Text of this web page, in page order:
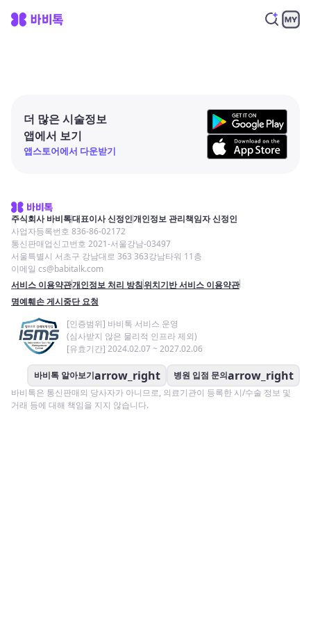
더 많은 시술정보
앱에서 보기
앱스토어에서 다운받기
주식회사 바비톡대표이사 신정인개인정보 관리책임자 신정인
사업자등록번호 836-86-02172
통신판매업신고번호 2021-서울강남-03497
서울특별시 서초구 강남대로 363 363강남타워 11층
이메일 cs@babitalk.com
서비스 이용약관개인정보 처리 방침위치기반 서비스 이용약관
명예훼손 게시중단 요청
[인증범위] 바비톡 서비스 운영
(심사받지 않은 물리적 인프라 제외)
[유효기간] 2024.02.07 ~ 2027.02.06
바비톡 알아보기arrow_right 병원 입점 문의arrow_right
바비톡은 통신판매의 당사자가 아니므로, 의료기관이 등록한 시/수술 정보 및
거래 등에 대해 책임을 지지 않습니다.